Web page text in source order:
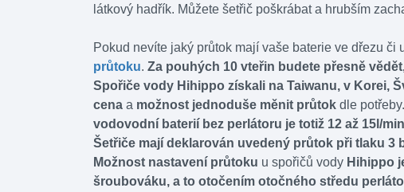
látkový hadřík. Můžete šetřič poškrábat a hrubším
Pokud nevíte jaký průtok mají vaše baterie ve dřezu
průtoku. Za pouhých 10 vteřin budete přesně
Spořiče vody Hihippo získali na Taiwanu, v Korei,
cena a možnost jednoduše měnit průtok dle
vodovodní baterií bez perlátoru je totiž 12 až 15l/
Šetřiče mají deklarován uvedený průtok při tlaku 3
Možnost nastavení průtoku u spořičů vody Hihippo
šroubováku, a to otočením otočného středu